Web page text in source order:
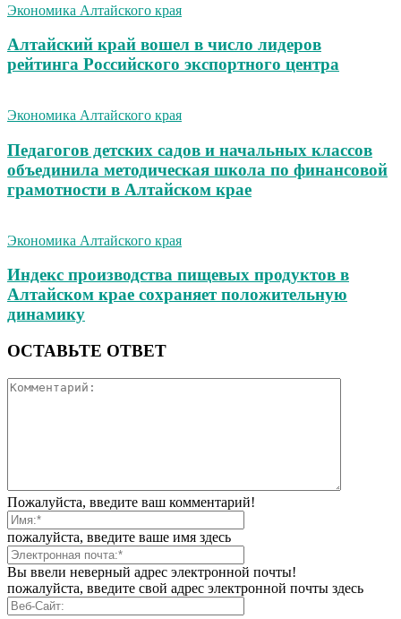
Экономика Алтайского края
Алтайский край вошел в число лидеров
рейтинга Российского экспортного центра
Экономика Алтайского края
Педагогов детских садов и начальных классов
объединила методическая школа по финансовой
грамотности в Алтайском крае
Экономика Алтайского края
Индекс производства пищевых продуктов в
Алтайском крае сохраняет положительную
динамику
ОСТАВЬТЕ ОТВЕТ
Пожалуйста, введите ваш комментарий!
пожалуйста, введите ваше имя здесь
Вы ввели неверный адрес электронной почты!
пожалуйста, введите свой адрес электронной почты здесь